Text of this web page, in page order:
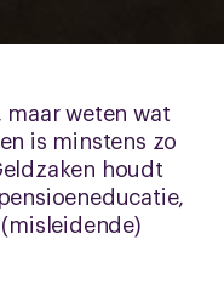
weten wat
is minstens zo
houdt